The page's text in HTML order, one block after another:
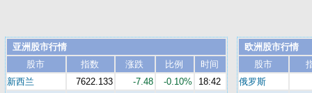
亚洲股市行情
股市
指数 涨跌 比例
时间
新西兰
7622.133 -7.48 -0.10%
18:42
欧洲股市行情
股市
俄罗斯